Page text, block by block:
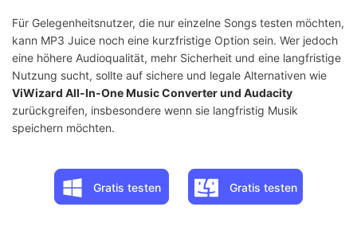
Sicherheit ✩✩ ✩✩✩✩✩
Batch-Download ❌
Für Gelegenheitsnutzer, die nur einzelne Songs testen möchten,
kann MP3 Juice noch eine kurzfristige Option sein. Wer jedoch
eine höhere Audioqualität, mehr Sicherheit und eine langfristige
Nutzung sucht, sollte auf sichere und legale Alternativen wie
ViWizard All-In-One Music Converter und Audacity
zurückgreifen, insbesondere wenn sie langfristig Musik
speichern möchten.
Gratis testen Gratis testen